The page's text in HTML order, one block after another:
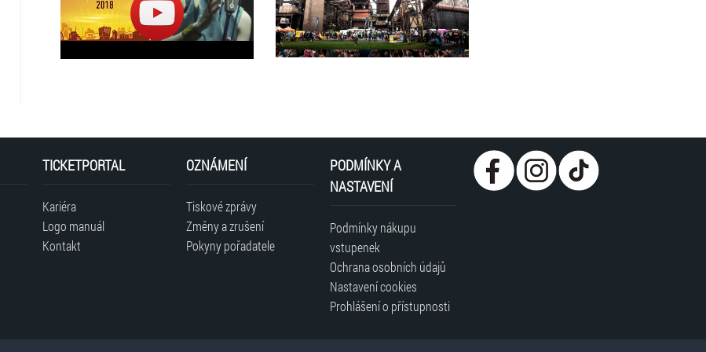
TICKETPORTAL
Kariéra
Logo manuál
Kontakt
OZNÁMENÍ
Tiskové zprávy
Změny a zrušení
Pokyny pořadatele
PODMÍNKY A
NASTAVENÍ
Podmínky nákupu
vstupenek
Ochrana osobních údajů
Nastavení cookies
Prohlášení o přístupnosti